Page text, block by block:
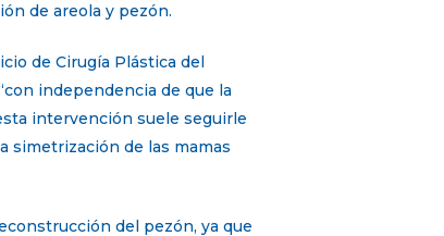
de areola y pezón.
de Cirugía Plástica del
independencia de que la
intervención suele seguirle
simetrización de las mamas
del pezón, ya que